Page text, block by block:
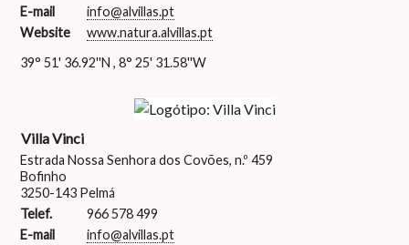
E-mail
info@alvillas.pt
Website
www.natura.alvillas.pt
39° 51' 36.92''N , 8° 25' 31.58''W
Villa Vinci
Estrada Nossa Senhora dos Covões, n.º 459
Bofinho
3250-143 Pelmá
Telef.
966 578 499
E-mail
info@alvillas.pt